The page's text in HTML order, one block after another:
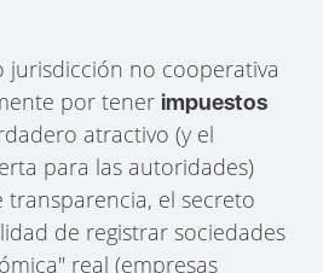
jurisdicción no cooperativa
por tener impuestos
atractivo (y el
para las autoridades)
transparencia, el secreto
de registrar sociedades
real (empresas